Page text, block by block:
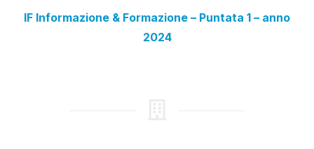
IF Informazione & Formazione – Puntata 1 – anno
2024